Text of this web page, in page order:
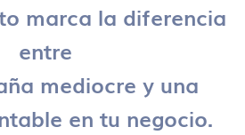
marca la diferencia
entre
mediocre y una
en tu negocio.